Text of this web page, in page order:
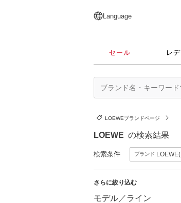
日本語
English
简体中文
繁體中文
Language
セール レ
LOEWEブランドページ
LOEWE の検索結果
検索条件 ブランド
さらに絞り込む
モデル／ライン